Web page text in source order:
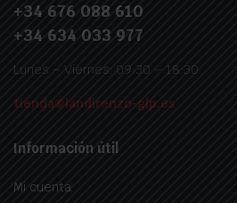
+34 676 088 610
+34 634 033 977
Lunes – Viernes: 09:30 – 18:30
tienda@landirenzo-glp.es
Información útil
Mi cuenta